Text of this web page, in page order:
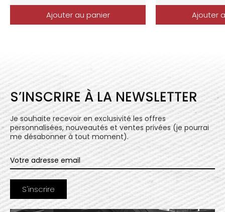
Ajouter au panier Ajouter
S’INSCRIRE À LA NEWSLETTER
Je souhaite recevoir en exclusivité les offres
personnalisées, nouveautés et ventes privées (je pourrai
me désabonner à tout moment).